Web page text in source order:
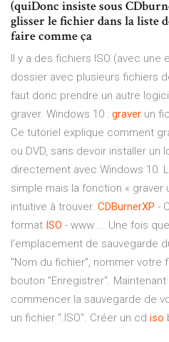
(quiDonc insiste sous
glisser le fichier dans la liste
faire comme ça
Il y a des fichiers ISO (avec une
dossier avec plusieurs fichiers
faut donc prendre un autre
graver. Windows 10 : graver un
Ce tutoriel explique comment
ou DVD, sans devoir installer un
directement avec Windows 10.
simple mais la fonction « graver
intuitive à trouver. CDBurnerXP -
format ISO - www ... Une fois
l'emplacement de sauvegarde
"Nom du fichier", nommer votre
bouton "Enregistrer".
commencer la sauvegarde de
un fichier ".ISO". Créer un cd iso